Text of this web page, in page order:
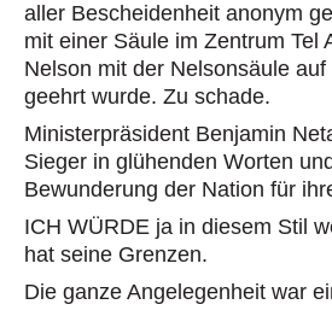
aller Bescheidenheit anonym
mit einer Säule im Zentrum Tel
Nelson mit der Nelsonsäule
geehrt wurde. Zu schade.
Ministerpräsident Benjamin
Sieger in glühenden Worten
Bewunderung der Nation für
ICH WÜRDE ja in diesem Stil
hat seine Grenzen.
Die ganze Angelegenheit war